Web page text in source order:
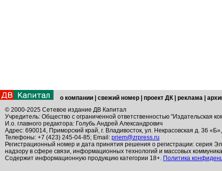
о компании свежий номер проект ДК реклама
© 2000-2025 Сетевое издание ДВ Капитал
Учредитель: Общество с ограниченной ответственностью "Издательская
И.о. главного редактора: Голубь Андрей Александрович
Адрес: 690014, Приморский край, г. Владивосток, ул. Некрасовская д. 36
Телефоны: +7 (423) 245-04-85; Email: priem@zrpress.ru
Регистрационный номер и дата принятия решения о регистрации: серия
надзору в сфере связи, информационных технологий и массовых
Содержит информационную продукцию категории 18+. Политика